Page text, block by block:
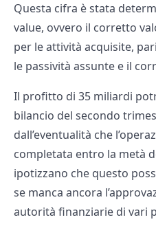
Questa cifra è stata
value, ovvero il corretto
per le attività acquisite,
le passività assunte e il
Il profitto di 35 miliardi
bilancio del secondo
dall’eventualità che
completata entro la metà
ipotizzano che questo
se manca ancora
autorità finanziarie di vari